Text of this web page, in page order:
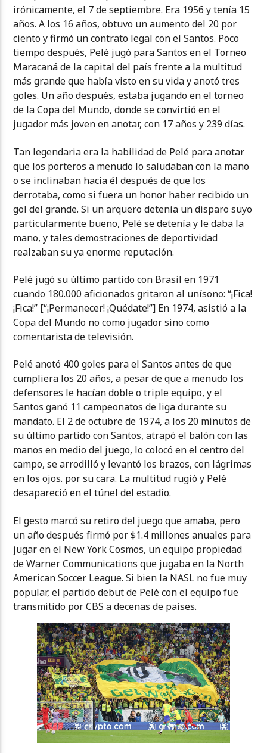
irónicamente, el 7 de septiembre. Era 1956 y tenía 15
años. A los 16 años, obtuvo un aumento del 20 por
ciento y firmó un contrato legal con el Santos. Poco
tiempo después, Pelé jugó para Santos en el Torneo
Maracaná de la capital del país frente a la multitud
más grande que había visto en su vida y anotó tres
goles. Un año después, estaba jugando en el torneo
de la Copa del Mundo, donde se convirtió en el
jugador más joven en anotar, con 17 años y 239 días.
Tan legendaria era la habilidad de Pelé para anotar
que los porteros a menudo lo saludaban con la mano
o se inclinaban hacia él después de que los
derrotaba, como si fuera un honor haber recibido un
gol del grande. Si un arquero detenía un disparo suyo
particularmente bueno, Pelé se detenía y le daba la
mano, y tales demostraciones de deportividad
realzaban su ya enorme reputación.
Pelé jugó su último partido con Brasil en 1971
cuando 180.000 aficionados gritaron al unísono: “¡Fica!
¡Fica!” [“¡Permanecer! ¡Quédate!”] En 1974, asistió a la
Copa del Mundo no como jugador sino como
comentarista de televisión.
Pelé anotó 400 goles para el Santos antes de que
cumpliera los 20 años, a pesar de que a menudo los
defensores le hacían doble o triple equipo, y el
Santos ganó 11 campeonatos de liga durante su
mandato. El 2 de octubre de 1974, a los 20 minutos de
su último partido con Santos, atrapó el balón con las
manos en medio del juego, lo colocó en el centro del
campo, se arrodilló y levantó los brazos, con lágrimas
en los ojos. por su cara. La multitud rugió y Pelé
desapareció en el túnel del estadio.
El gesto marcó su retiro del juego que amaba, pero
un año después firmó por $1.4 millones anuales para
jugar en el New York Cosmos, un equipo propiedad
de Warner Communications que jugaba en la North
American Soccer League. Si bien la NASL no fue muy
popular, el partido debut de Pelé con el equipo fue
transmitido por CBS a decenas de países.